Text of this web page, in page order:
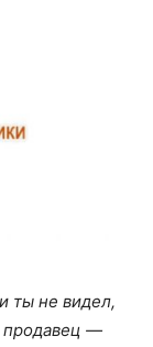
ты не видел,
продавец —